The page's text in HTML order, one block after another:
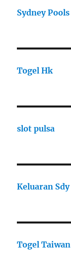
Sydney Pools
Togel Hk
slot pulsa
Keluaran Sdy
Togel Taiwan